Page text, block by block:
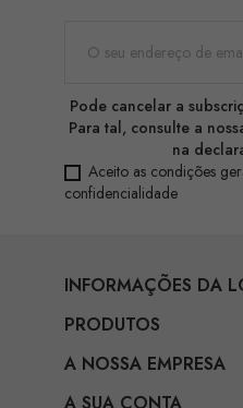
Pode cancelar a
Para tal, consulte a
na
Aceito as condições
confidencialidade
INFORMAÇÕES DA
PRODUTOS
A NOSSA EMPRESA
A SUA CONTA